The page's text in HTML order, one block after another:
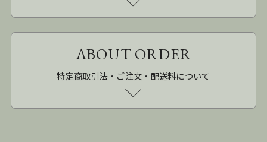
ABOUT ORDER
特定商取引法・ご注文・配送料について